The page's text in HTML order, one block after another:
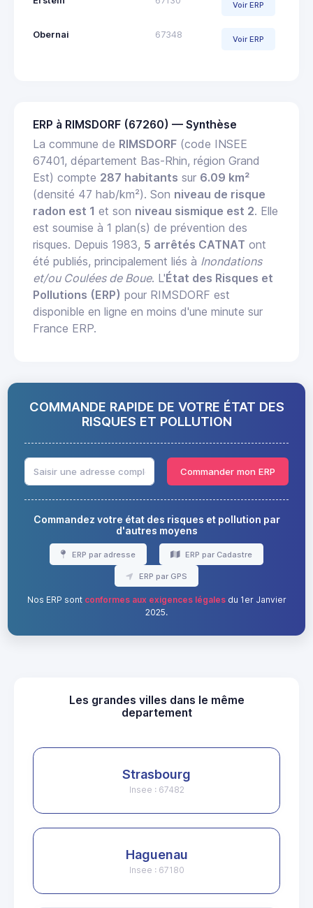
Voir ERP
Obernai 67348 Voir ERP
ERP à RIMSDORF (67260) — Synthèse
La commune de RIMSDORF (code INSEE
67401, département Bas-Rhin, région Grand
Est) compte 287 habitants sur 6.09 km²
(densité 47 hab/km²). Son niveau de risque
radon est 1 et son niveau sismique est 2. Elle
est soumise à 1 plan(s) de prévention des
risques. Depuis 1983, 5 arrêtés CATNAT ont
été publiés, principalement liés à Inondations
et/ou Coulées de Boue. L'État des Risques et
Pollutions (ERP) pour RIMSDORF est
disponible en ligne en moins d'une minute sur
France ERP.
COMMANDE RAPIDE DE VOTRE ÉTAT DES
RISQUES ET POLLUTION
Commander mon ERP
Commandez votre état des risques et pollution par
d'autres moyens
ERP par adresse ERP par Cadastre
ERP par GPS
Nos ERP sont conformes aux exigences légalesdu 1er Janvier
2025.
Les grandes villes dans le même
departement
Strasbourg
Insee : 67482
Haguenau
Insee : 67180